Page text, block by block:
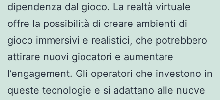
dipendenza dal gioco. La realtà virtuale
offre la possibilità di creare ambienti di
gioco immersivi e realistici, che potrebbero
attirare nuovi giocatori e aumentare
l’engagement. Gli operatori che investono in
queste tecnologie e si adattano alle nuove